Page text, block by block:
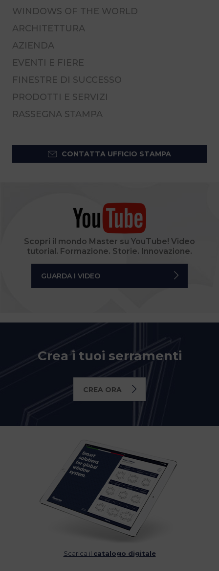
WINDOWS OF THE WORLD
ARCHITETTURA
AZIENDA
EVENTI E FIERE
FINESTRE DI SUCCESSO
PRODOTTI E SERVIZI
RASSEGNA STAMPA
CONTATTA UFFICIO STAMPA
Scopri il mondo Master su YouTube! Video
tutorial. Formazione. Storie. Innovazione.
GUARDA I VIDEO
Crea i tuoi serramenti
CREA ORA
Scarica il catalogo digitale